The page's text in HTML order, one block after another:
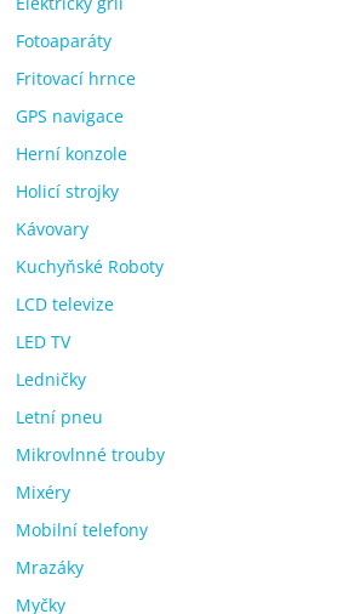
Fotoaparáty
Fritovací hrnce
GPS navigace
Herní konzole
Holicí strojky
Kávovary
Kuchyňské Roboty
LCD televize
LED TV
Ledničky
Letní pneu
Mikrovlnné trouby
Mixéry
Mobilní telefony
Mrazáky
Myčky